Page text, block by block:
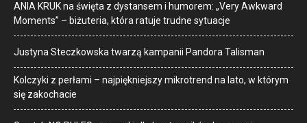
ANIA KRUK na święta z dystansem i humorem: „Very Awkward
Moments” – biżuteria, która ratuje trudne sytuacje
Justyna Steczkowska twarzą kampanii Pandora Talisman
Kolczyki z perłami – najpiękniejszy mikrotrend na lato, w którym
się zakochacie